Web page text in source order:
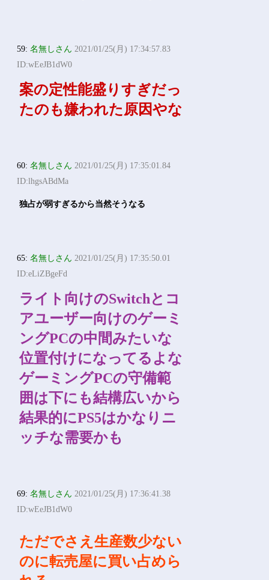
59:名無しさん 2021/01/25(月) 17:34:57.83
ID:wEeJB1dW0
案の定性能盛りすぎだっ
たのも嫌われた原因やな
60:名無しさん 2021/01/25(月) 17:35:01.84
ID:lhgsABdMa
独占が弱すぎるから当然そうなる
65:名無しさん 2021/01/25(月) 17:35:50.01
ID:eLiZBgeFd
ライト向けのSwitchとコ
アユーザー向けのゲーミ
ングPCの中間みたいな
位置付けになってるよな
ゲーミングPCの守備範
囲は下にも結構広いから
結果的にPS5はかなりニ
ッチな需要かも
69:名無しさん 2021/01/25(月) 17:36:41.38
ID:wEeJB1dW0
ただでさえ生産数少ない
のに転売屋に買い占めら